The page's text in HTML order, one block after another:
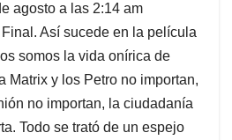
agosto a las 2:14 am
Así sucede en la película
somos la vida onírica de
Matrix y los Petro no importan,
no importan, la ciudadanía
Todo se trató de un espejo